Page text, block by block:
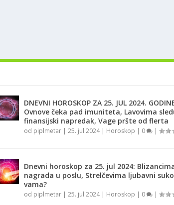
DNEVNI HOROSKOP ZA 25. JUL 2024.
Ovnove čeka pad imuniteta, Lavovima
finansijski napredak, Vage pršte od flerta
od piplmetar| 25. jul 2024| Horoskop | 0 |
Dnevni horoskop za 25. jul 2024:
nagrada u poslu, Strelčevima ljubavni
vama?
od piplmetar| 25. jul 2024| Horoskop | 0 |